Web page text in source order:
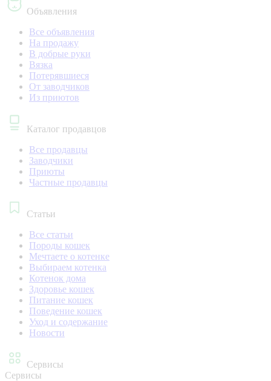
Объявления
Все объявления
На продажу
В добрые руки
Вязка
Потерявшиеся
От заводчиков
Из приютов
Каталог продавцов
Все продавцы
Заводчики
Приюты
Частные продавцы
Статьи
Все статьи
Породы кошек
Мечтаете о котенке
Выбираем котенка
Котенок дома
Здоровье кошек
Питание кошек
Поведение кошек
Уход и содержание
Новости
Сервисы
Сервисы